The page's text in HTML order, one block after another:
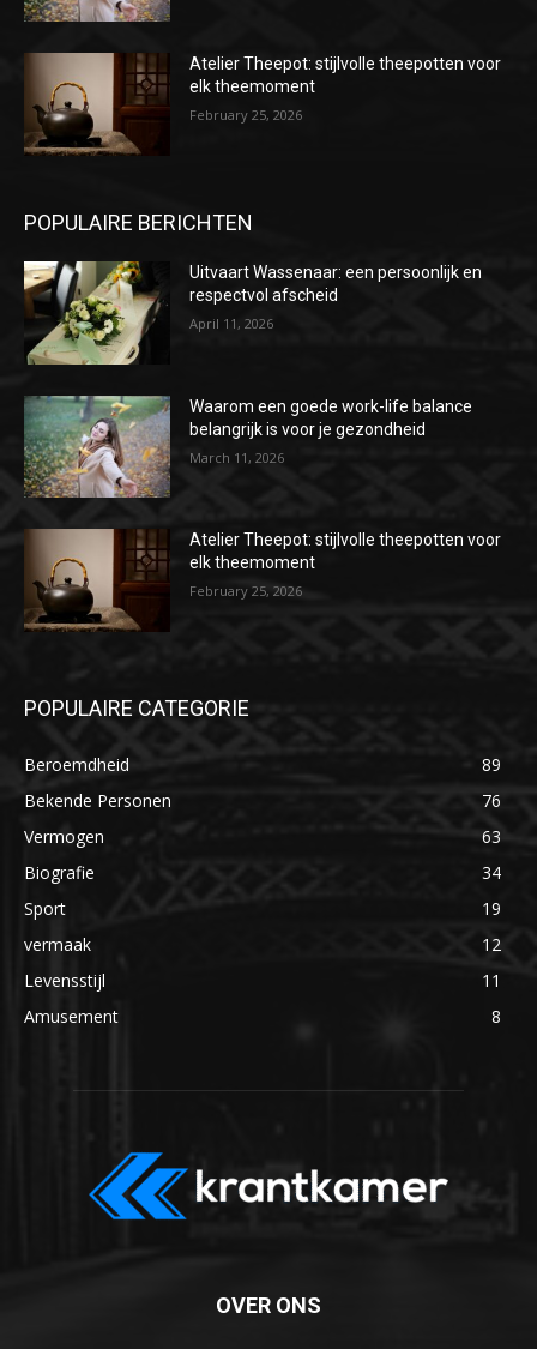
Atelier Theepot: stijlvolle theepotten voor
elk theemoment
February 25, 2026
POPULAIRE BERICHTEN
Uitvaart Wassenaar: een persoonlijk en
respectvol afscheid
April 11, 2026
Waarom een goede work-life balance
belangrijk is voor je gezondheid
March 11, 2026
Atelier Theepot: stijlvolle theepotten voor
elk theemoment
February 25, 2026
POPULAIRE CATEGORIE
Beroemdheid
89
Bekende Personen
76
Vermogen
63
Biografie
34
Sport
19
vermaak
12
Levensstijl
11
Amusement
8
OVER ONS